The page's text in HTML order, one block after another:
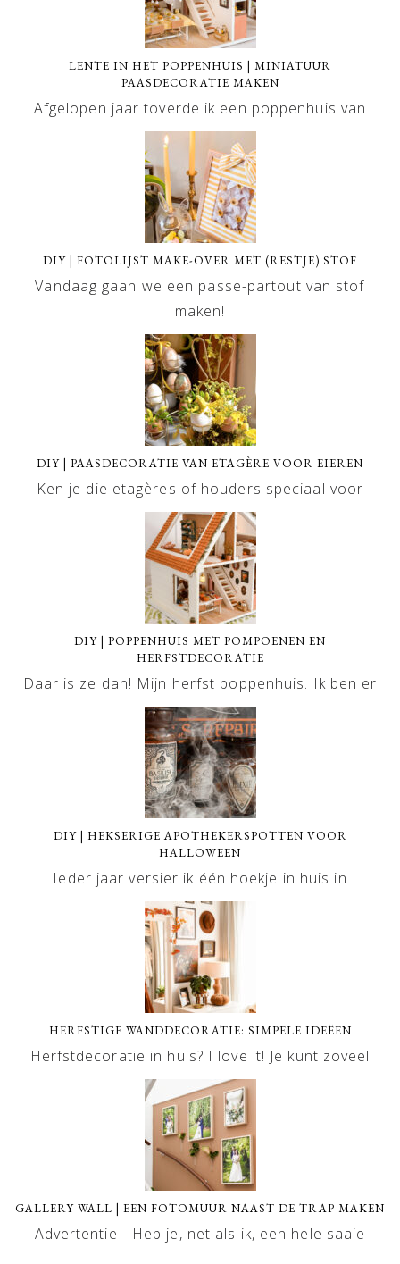
LENTE IN HET POPPENHUIS | MINIATUUR
PAASDECORATIE MAKEN
Afgelopen jaar toverde ik een poppenhuis van
DIY | FOTOLIJST MAKE-OVER MET (RESTJE) STOF
Vandaag gaan we een passe-partout van stof
maken!
DIY | PAASDECORATIE VAN ETAGÈRE VOOR EIEREN
Ken je die etagères of houders speciaal voor
DIY | POPPENHUIS MET POMPOENEN EN
HERFSTDECORATIE
Daar is ze dan! Mijn herfst poppenhuis. Ik ben er
DIY | HEKSERIGE APOTHEKERSPOTTEN VOOR
HALLOWEEN
Ieder jaar versier ik één hoekje in huis in
HERFSTIGE WANDDECORATIE: SIMPELE IDEËEN
Herfstdecoratie in huis? I love it! Je kunt zoveel
GALLERY WALL | EEN FOTOMUUR NAAST DE TRAP MAKEN
Advertentie - Heb je, net als ik, een hele saaie